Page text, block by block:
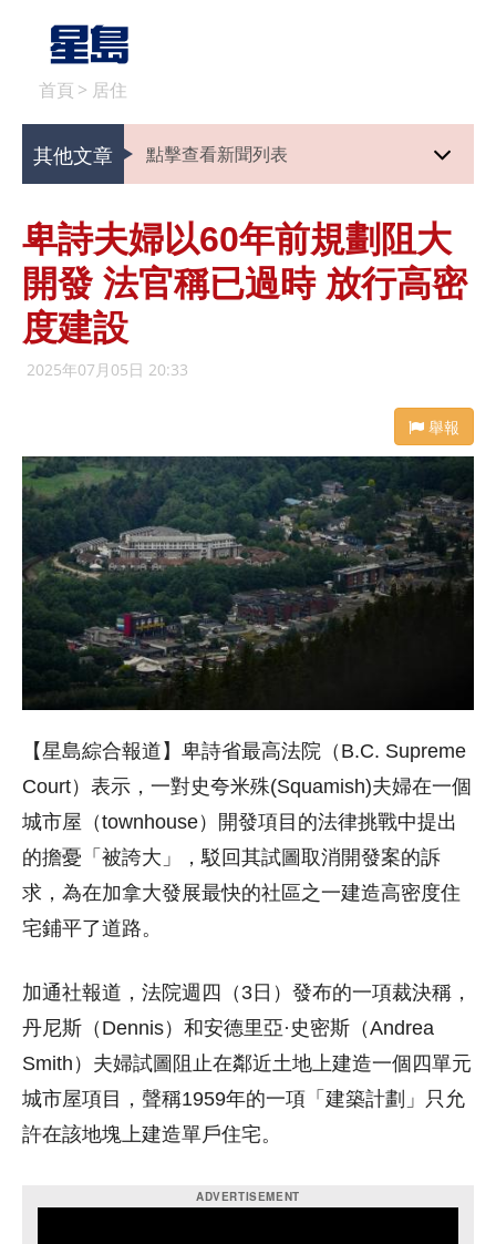
首頁 > 居住
其他文章 點擊查看新聞列表
卑詩夫婦以60年前規劃阻大
開發 法官稱已過時 放行高密
度建設
2025年07月05日 20:33
舉報
【星島綜合報道】卑詩省最高法院（B.C. Supreme
Court）表示，一對史夸米殊(Squamish)夫婦在一個
城市屋（townhouse）開發項目的法律挑戰中提出
的擔憂「被誇大」，駁回其試圖取消開發案的訴
求，為在加拿大發展最快的社區之一建造高密度住
宅鋪平了道路。
加通社報道，法院週四（3日）發布的一項裁決稱，
丹尼斯（Dennis）和安德里亞·史密斯（Andrea
Smith）夫婦試圖阻止在鄰近土地上建造一個四單元
城市屋項目，聲稱1959年的一項「建築計劃」只允
許在該地塊上建造單戶住宅。